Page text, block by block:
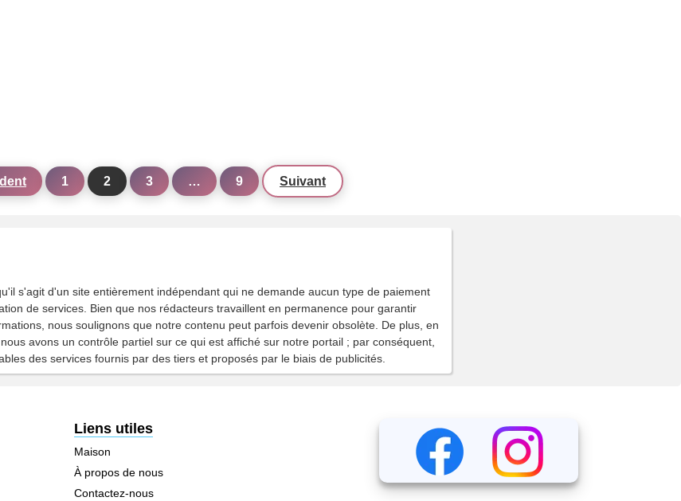
1 2 3 … 9 Suivant
s'agit d'un site entièrement indépendant qui ne demande aucun type de paiement
de services. Bien que nos rédacteurs travaillent en permanence pour garantir
nous soulignons que notre contenu peut parfois devenir obsolète. De plus, en
avons un contrôle partiel sur ce qui est affiché sur notre portail ; par conséquent,
des services fournis par des tiers et proposés par le biais de publicités.
Liens utiles
Maison
À propos de nous
Contactez-nous